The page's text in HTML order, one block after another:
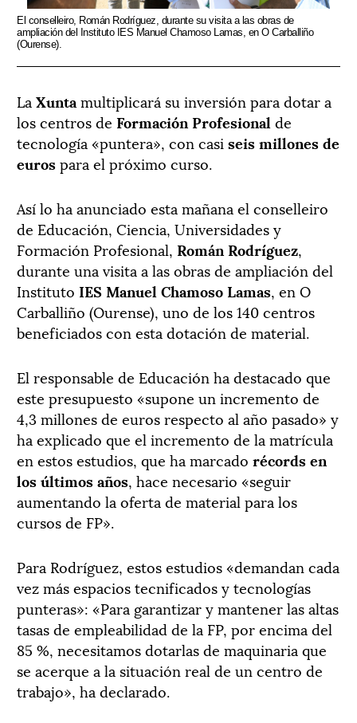
El conselleiro, Román Rodríguez, durante su visita a las obras de
ampliación del Instituto IES Manuel Chamoso Lamas, en O Carballiño
(Ourense).
La Xunta multiplicará su inversión para dotar a
los centros de Formación Profesional de
tecnología «puntera», con casi seis millones de
eurospara el próximo curso.
Así lo ha anunciado esta mañana el conselleiro
de Educación, Ciencia, Universidades y
Formación Profesional, Román Rodríguez,
durante una visita a las obras de ampliación del
Instituto IES Manuel Chamoso Lamas, en O
Carballiño (Ourense), uno de los 140 centros
beneficiados con esta dotación de material.
El responsable de Educación ha destacado que
este presupuesto «supone un incremento de
4,3 millones de euros respecto al año pasado» y
ha explicado que el incremento de la matrícula
en estos estudios, que ha marcado récords en
los últimos años, hace necesario «seguir
aumentando la oferta de material para los
cursos de FP».
Para Rodríguez, estos estudios «demandan cada
vez más espacios tecnificados y tecnologías
punteras»: «Para garantizar y mantener las altas
tasas de empleabilidad de la FP, por encima del
85 %, necesitamos dotarlas de maquinaria que
se acerque a la situación real de un centro de
trabajo», ha declarado.